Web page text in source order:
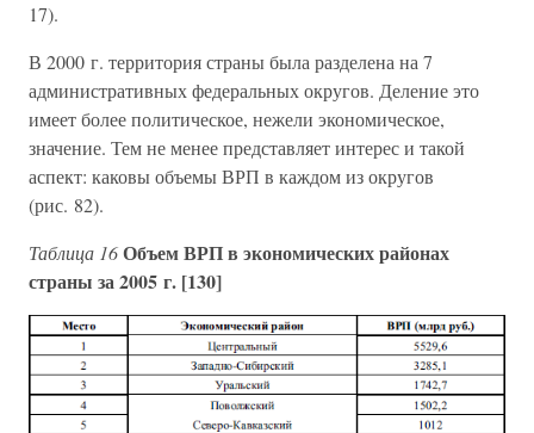
17).
В 2000 г. территория страны была разделена на 7
административных федеральных округов. Деление это
имеет более политическое, нежели экономическое,
значение. Тем не менее представляет интерес и такой
аспект: каковы объемы ВРП в каждом из округов
(рис. 82).
Таблица 16Объем ВРП в экономических районах
страны за 2005 г. [130]